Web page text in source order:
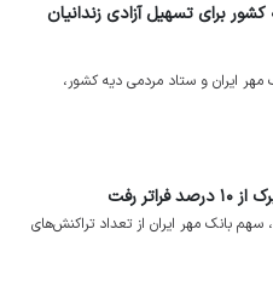
برای تسهیل آزادی زندانیان
مهر ایران و ستاد مردمی دیه کشور،
رفت
براساس گزارش اقتصادی شاپرک در خردادماه ۱۴۰۵، سهم بانک مهر ایران از تعداد تراکنش‌های